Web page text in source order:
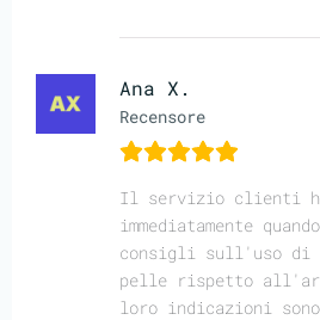
Ana X.
Recensore
Il servizio clienti
immediatamente
consigli sull'uso di
pelle rispetto
loro indicazioni